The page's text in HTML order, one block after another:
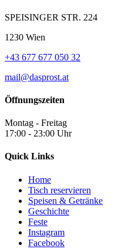
SPEISINGER STR. 224
1230 Wien
+43 677 677 050 32
mail@dasprost.at
Öffnungszeiten
Montag - Freitag
17:00 - 23:00 Uhr
Quick Links
Home
Tisch reservieren
Speisen & Getränke
Geschichte
Feste
Instagram
Facebook